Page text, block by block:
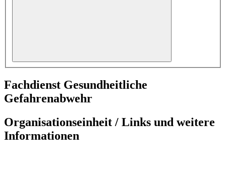
Fachdienst Gesundheitliche
Gefahrenabwehr
Organisationseinheit / Links und weitere
Informationen